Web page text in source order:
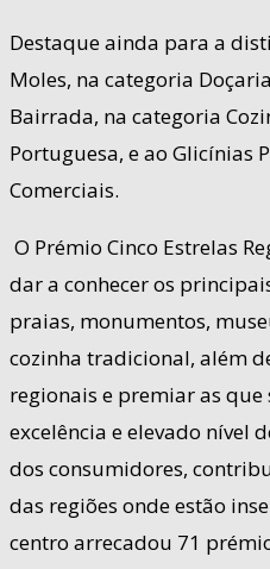
Destaque ainda para a
Moles, na categoria
Bairrada, na categoria
Portuguesa, e ao Glicínias
Comerciais.
O Prémio Cinco Estrelas
dar a conhecer os
praias, monumentos,
cozinha tradicional, além
regionais e premiar as que
excelência e elevado nível
dos consumidores,
das regiões onde estão
centro arrecadou 71